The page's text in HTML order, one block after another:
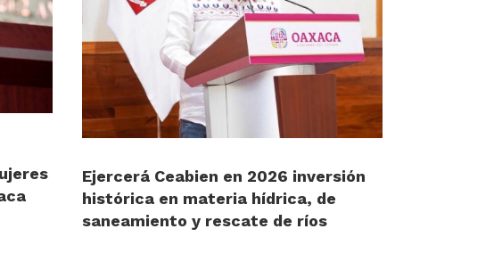
Ejercerá Ceabien en 2026 inversión
histórica en materia hídrica, de
saneamiento y rescate de ríos